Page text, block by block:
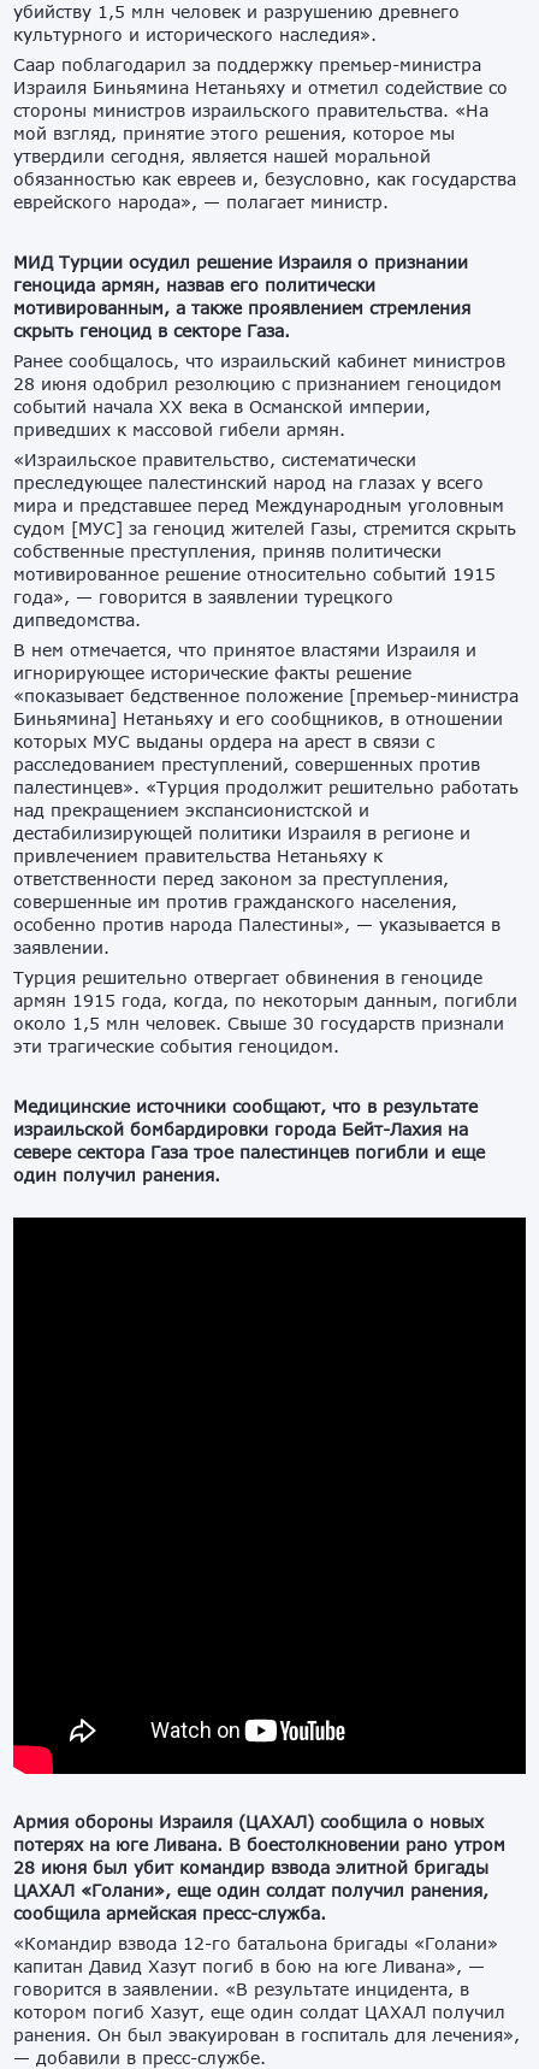
убийству 1,5 млн человек и разрушению древнего
культурного и исторического наследия».
Саар поблагодарил за поддержку премьер-министра
Израиля Биньямина Нетаньяху и отметил содействие со
стороны министров израильского правительства. «На
мой взгляд, принятие этого решения, которое мы
утвердили сегодня, является нашей моральной
обязанностью как евреев и, безусловно, как государства
еврейского народа», — полагает министр.
МИД Турции осудил решение Израиля о признании
геноцида армян, назвав его политически
мотивированным, а также проявлением стремления
скрыть геноцид в секторе Газа.
Ранее сообщалось, что израильский кабинет министров
28 июня одобрил резолюцию с признанием геноцидом
событий начала XX века в Османской империи,
приведших к массовой гибели армян.
«Израильское правительство, систематически
преследующее палестинский народ на глазах у всего
мира и представшее перед Международным уголовным
судом [МУС] за геноцид жителей Газы, стремится скрыть
собственные преступления, приняв политически
мотивированное решение относительно событий 1915
года», — говорится в заявлении турецкого
дипведомства.
В нем отмечается, что принятое властями Израиля и
игнорирующее исторические факты решение
«показывает бедственное положение [премьер-министра
Биньямина] Нетаньяху и его сообщников, в отношении
которых МУС выданы ордера на арест в связи с
расследованием преступлений, совершенных против
палестинцев». «Турция продолжит решительно работать
над прекращением экспансионистской и
дестабилизирующей политики Израиля в регионе и
привлечением правительства Нетаньяху к
ответственности перед законом за преступления,
совершенные им против гражданского населения,
особенно против народа Палестины», — указывается в
заявлении.
Турция решительно отвергает обвинения в геноциде
армян 1915 года, когда, по некоторым данным, погибли
около 1,5 млн человек. Свыше 30 государств признали
эти трагические события геноцидом.
Медицинские источники сообщают, что в результате
израильской бомбардировки города Бейт-Лахия на
севере сектора Газа трое палестинцев погибли и еще
один получил ранения.
Армия обороны Израиля (ЦАХАЛ) сообщила о новых
потерях на юге Ливана. В боестолкновении рано утром
28 июня был убит командир взвода элитной бригады
ЦАХАЛ «Голани», еще один солдат получил ранения,
сообщила армейская пресс-служба.
«Командир взвода 12-го батальона бригады «Голани»
капитан Давид Хазут погиб в бою на юге Ливана», —
говорится в заявлении. «В результате инцидента, в
котором погиб Хазут, еще один солдат ЦАХАЛ получил
ранения. Он был эвакуирован в госпиталь для лечения»,
— добавили в пресс-службе.